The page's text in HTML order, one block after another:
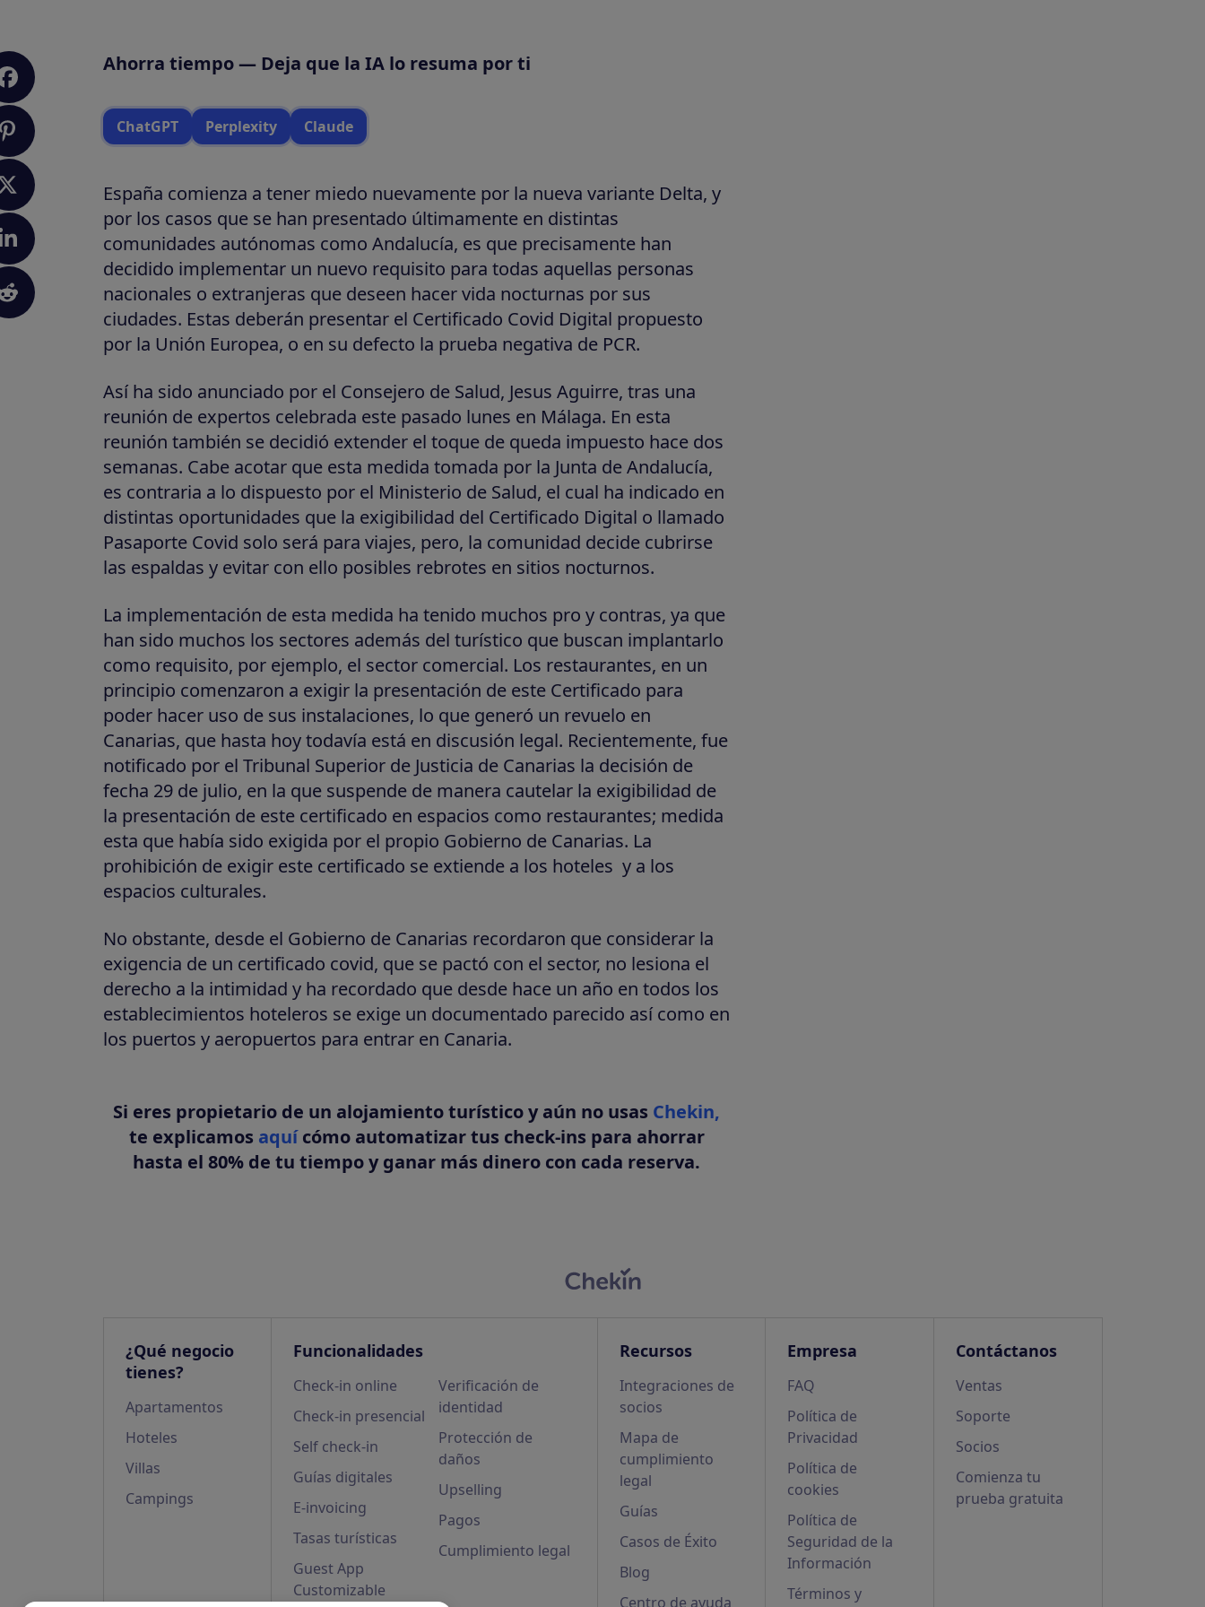
Ahorra tiempo — Deja que la IA lo resuma por ti
ChatGPT Perplexity Claude
España comienza a tener miedo nuevamente por la nueva variante Delta, y
por los casos que se han presentado últimamente en distintas
comunidades autónomas como Andalucía, es que precisamente han
decidido implementar un nuevo requisito para todas aquellas personas
nacionales o extranjeras que deseen hacer vida nocturnas por sus
ciudades. Estas deberán presentar el Certificado Covid Digital propuesto
por la Unión Europea, o en su defecto la prueba negativa de PCR.
Así ha sido anunciado por el Consejero de Salud, Jesus Aguirre, tras una
reunión de expertos celebrada este pasado lunes en Málaga. En esta
reunión también se decidió extender el toque de queda impuesto hace dos
semanas. Cabe acotar que esta medida tomada por la Junta de Andalucía,
es contraria a lo dispuesto por el Ministerio de Salud, el cual ha indicado en
distintas oportunidades que la exigibilidad del Certificado Digital o llamado
Pasaporte Covid solo será para viajes, pero, la comunidad decide cubrirse
las espaldas y evitar con ello posibles rebrotes en sitios nocturnos.
La implementación de esta medida ha tenido muchos pro y contras, ya que
han sido muchos los sectores además del turístico que buscan implantarlo
como requisito, por ejemplo, el sector comercial. Los restaurantes, en un
principio comenzaron a exigir la presentación de este Certificado para
poder hacer uso de sus instalaciones, lo que generó un revuelo en
Canarias, que hasta hoy todavía está en discusión legal. Recientemente, fue
notificado por el Tribunal Superior de Justicia de Canarias la decisión de
fecha 29 de julio, en la que suspende de manera cautelar la exigibilidad de
la presentación de este certificado en espacios como restaurantes; medida
esta que había sido exigida por el propio Gobierno de Canarias. La
prohibición de exigir este certificado se extiende a los hoteles y a los
espacios culturales.
No obstante, desde el Gobierno de Canarias recordaron que considerar la
exigencia de un certificado covid, que se pactó con el sector, no lesiona el
derecho a la intimidad y ha recordado que desde hace un año en todos los
establecimientos hoteleros se exige un documentado parecido así como en
los puertos y aeropuertos para entrar en Canaria.
Si eres propietario de un alojamiento turístico y aún no usas Chekin,
te explicamos aquícómo automatizar tus check-ins para ahorrar
hasta el 80% de tu tiempo y ganar más dinero con cada reserva.
¿Qué negocio
tienes?
Apartamentos
Hoteles
Villas
Campings
Funcionalidades
Check-in online
Check-in presencial
Self check-in
Guías digitales
E-invoicing
Tasas turísticas
Guest App
Customizable
Verificación de
identidad
Protección de
daños
Upselling
Pagos
Cumplimiento legal
Recursos
Integraciones de
socios
Mapa de
cumplimiento
legal
Guías
Casos de Éxito
Blog
Centro de ayuda
Empresa
FAQ
Política de
Privacidad
Política de
cookies
Política de
Seguridad de la
Información
Términos y
Contáctanos
Ventas
Soporte
Socios
Comienza tu
prueba gratuita